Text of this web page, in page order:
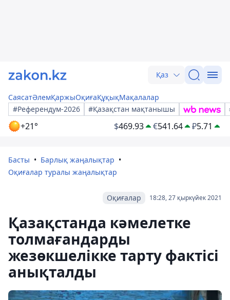
Қаз
СаясатӘлемҚаржыОқиғаҚұқықМақалалар
#Референдум-2026
#Қазақстан мақтанышы
+21° $469.93 €541.64 ₽5.71
Басты
Барлық жаңалықтар
Оқиғалар туралы жаңалықтар
18:28, 27 қыркүйек 2021
Оқиғалар
Қазақстанда кәмелетке
толмағандарды
жезөкшелікке тарту фактісі
анықталды